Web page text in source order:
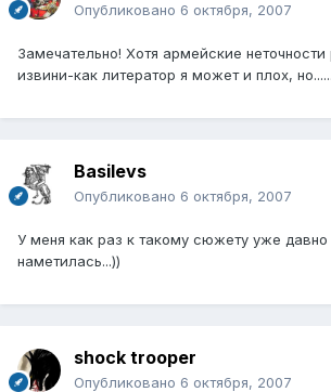
Опубликовано 6 октября, 2007
Замечательно! Хотя армейские
извини-как литератор я может и плох,
Basilevs
Опубликовано 6 октября, 2007
У меня как раз к такому сюжету уже давно
наметилась...))
shock trooper
Опубликовано 6 октября, 2007